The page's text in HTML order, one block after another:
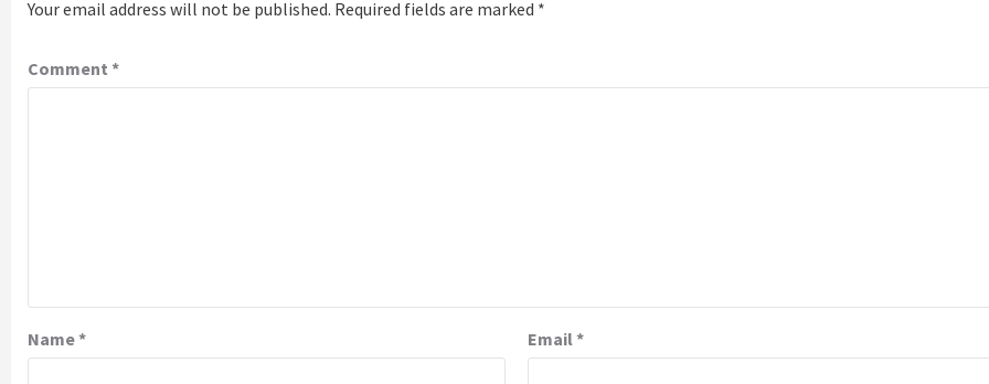
Your email address will not be published. Required fields are marked *
Comment *
Name* Email*